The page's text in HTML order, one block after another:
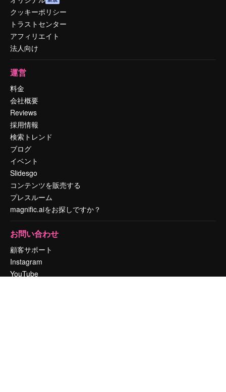
クッキーポリシー
トラストセンター
アフィリエイト
法人向け
運営
料金
会社概要
Reviews
採用情報
検索トレンド
ブログ
イベント
Slidesgo
コンテンツを販売する
プレスルーム
magnific.aiをお探しですか？
お問い合わせ
顧客サポート
Instagram
YouTube